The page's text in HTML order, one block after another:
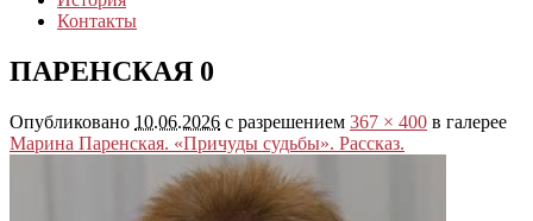
Контакты
ПАРЕНСКАЯ 0
Опубликовано 10.06.2026 с разрешением 367 × 400 в галерее
Марина Паренская. «Причуды судьбы». Рассказ.